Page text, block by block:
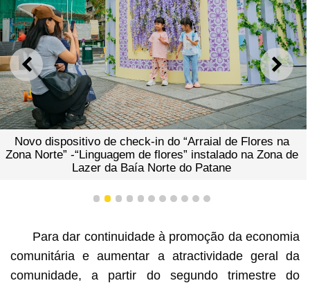
ANTERIOR
Novo dispositivo de check-in do “Arraial de Flores na
Zona Norte” -“Linguagem de flores” instalado na Zona de
Lazer da Baía Norte do Patane
1 2 3 4 5 6 7 8 9 1011
Para dar continuidade à promoção da economia
comunitária e aumentar a atractividade geral da
comunidade, a partir do segundo trimestre do